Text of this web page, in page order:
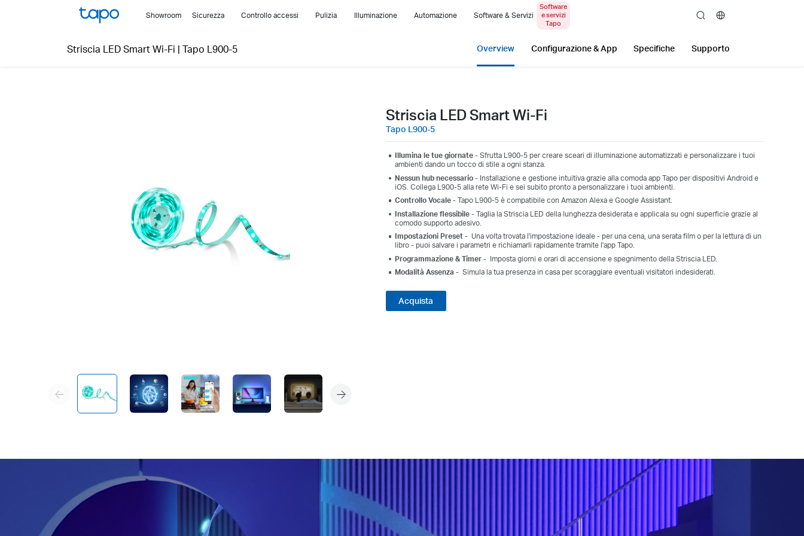
Showroom Sicurezza Controllo accessi Pulizia Illuminazione Automazione Software & Servizi search
Striscia LED Smart Wi-Fi | Tapo L900-5 Overview Configurazione & App Specifiche Supporto
Striscia LED Smart Wi-Fi
Tapo L900-5
Illumina le tue giornate - Sfrutta L900-5 per creare sceari di illuminazione automatizzati e personalizzare i tuoi
ambienti dando un tocco di stile a ogni stanza.
Nessun hub necessario - Installazione e gestione intuitiva grazie alla comoda app Tapo per dispositivi Android e
iOS. Collega L900-5 alla rete Wi-Fi e sei subito pronto a personalizzare i tuoi ambienti.
Controllo Vocale - Tapo L900-5 è compatibile con Amazon Alexa e Google Assistant.
Installazione flessibile -Taglia la Striscia LED della lunghezza desiderata e applicala su ogni superficie grazie al
comodo supporto adesivo.
Impostazioni Preset -Una volta trovata l'impostazione ideale - per una cena, una serata film o per la lettura di un
libro - puoi salvare i parametri e richiamarli rapidamente tramite l'app Tapo.
Programmazione & Timer - Imposta giorni e orari di accensione e spegnimento della Striscia LED.
Modalità Assenza - Simula la tua presenza in casa per scoraggiare eventuali visitatori indesiderati.
Acquista